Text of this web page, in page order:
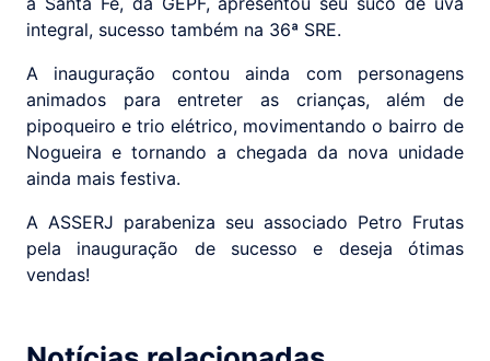
integral, sucesso também na 36ª SRE.
A inauguração contou ainda com personagens
animados para entreter as crianças, além de
pipoqueiro e trio elétrico, movimentando o bairro de
Nogueira e tornando a chegada da nova unidade
ainda mais festiva.
A ASSERJ parabeniza seu associado Petro Frutas
pela inauguração de sucesso e deseja ótimas
vendas!